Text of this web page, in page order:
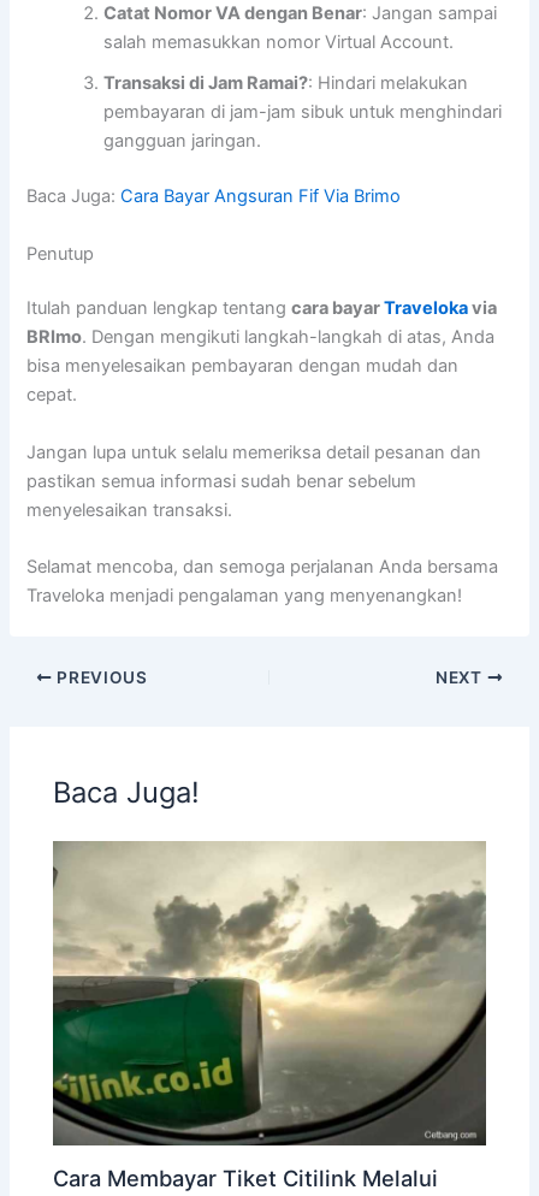
Catat Nomor VA dengan Benar: Jangan sampai
salah memasukkan nomor Virtual Account.
Transaksi di Jam Ramai?: Hindari melakukan
pembayaran di jam-jam sibuk untuk menghindari
gangguan jaringan.
Baca Juga:Cara Bayar Angsuran Fif Via Brimo
Penutup
Itulah panduan lengkap tentangcara bayarTravelokavia
BRImo. Dengan mengikuti langkah-langkah di atas, Anda
bisa menyelesaikan pembayaran dengan mudah dan
cepat.
Jangan lupa untuk selalu memeriksa detail pesanan dan
pastikan semua informasi sudah benar sebelum
menyelesaikan transaksi.
Selamat mencoba, dan semoga perjalanan Anda bersama
Traveloka menjadi pengalaman yang menyenangkan!
PREVIOUS NEXT
Baca Juga!
Cara Membayar Tiket Citilink Melalui